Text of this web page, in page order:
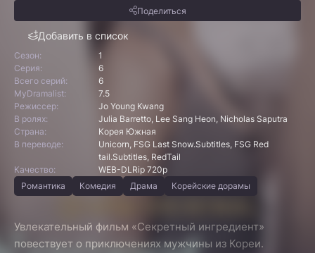
Добавить в список
Поделиться
Сезон:
1
Серия:
6
Всего серий:
6
MyDramalist:
7.5
Режиссер:
Jo Young Kwang
В ролях:
Julia Barretto, Lee Sang Heon, Nicholas Saputra
Страна:
Корея Южная
В переводе:
Unicorn, FSG Last Snow.Subtitles, FSG Red
tail.Subtitles, RedTail
Качество:
WEB-DLRip 720p
Романтика
Комедия Драма Корейские дорамы
Увлекательный фильм «Секретный ингредиент»
повествует о приключениях мужчины из Кореи.